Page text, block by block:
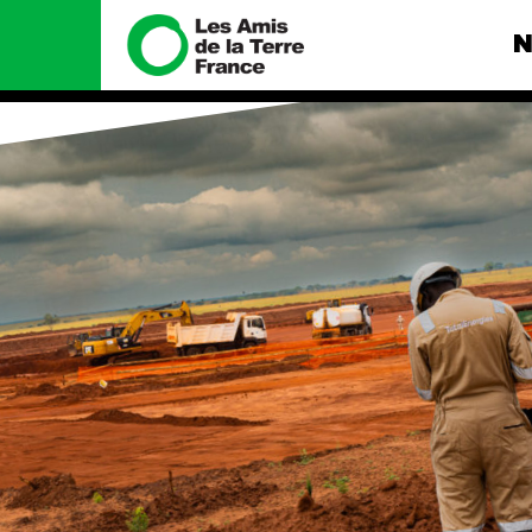
Nous connaître
Histoire
Manifeste
Missions et méthodes
Valeurs
Équipes et
fonctionnement
Le réseau dans le monde
Nos alliés
Je soutiens les Amis de la
Terre
Nos
Total, rendez-
tribunal
Gaz « naturel
enfumage
Mode : une
destructrice
Gaz au
violence
Nos autres